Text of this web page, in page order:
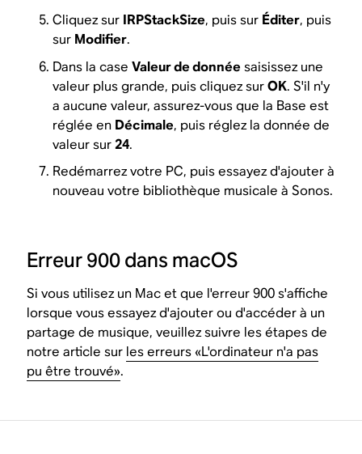
Cliquez sur IRPStackSize, puis sur Éditer, puis
sur Modifier.
Dans la caseValeur de donnée saisissez une
valeur plus grande, puis cliquez surOK. S'il n'y
a aucune valeur, assurez-vous que la Base est
réglée en Décimale, puis réglez la donnée de
valeur sur24.
Redémarrez votre PC, puis essayez d'ajouter à
nouveau votre bibliothèque musicale à Sonos.
Erreur 900 dans macOS
Si vous utilisez un Mac et que l'erreur 900 s'affiche
lorsque vous essayez d'ajouter ou d'accéder à un
partage de musique, veuillez suivre les étapes de
notre article sur les erreurs «L'ordinateur n'a pas
pu être trouvé».